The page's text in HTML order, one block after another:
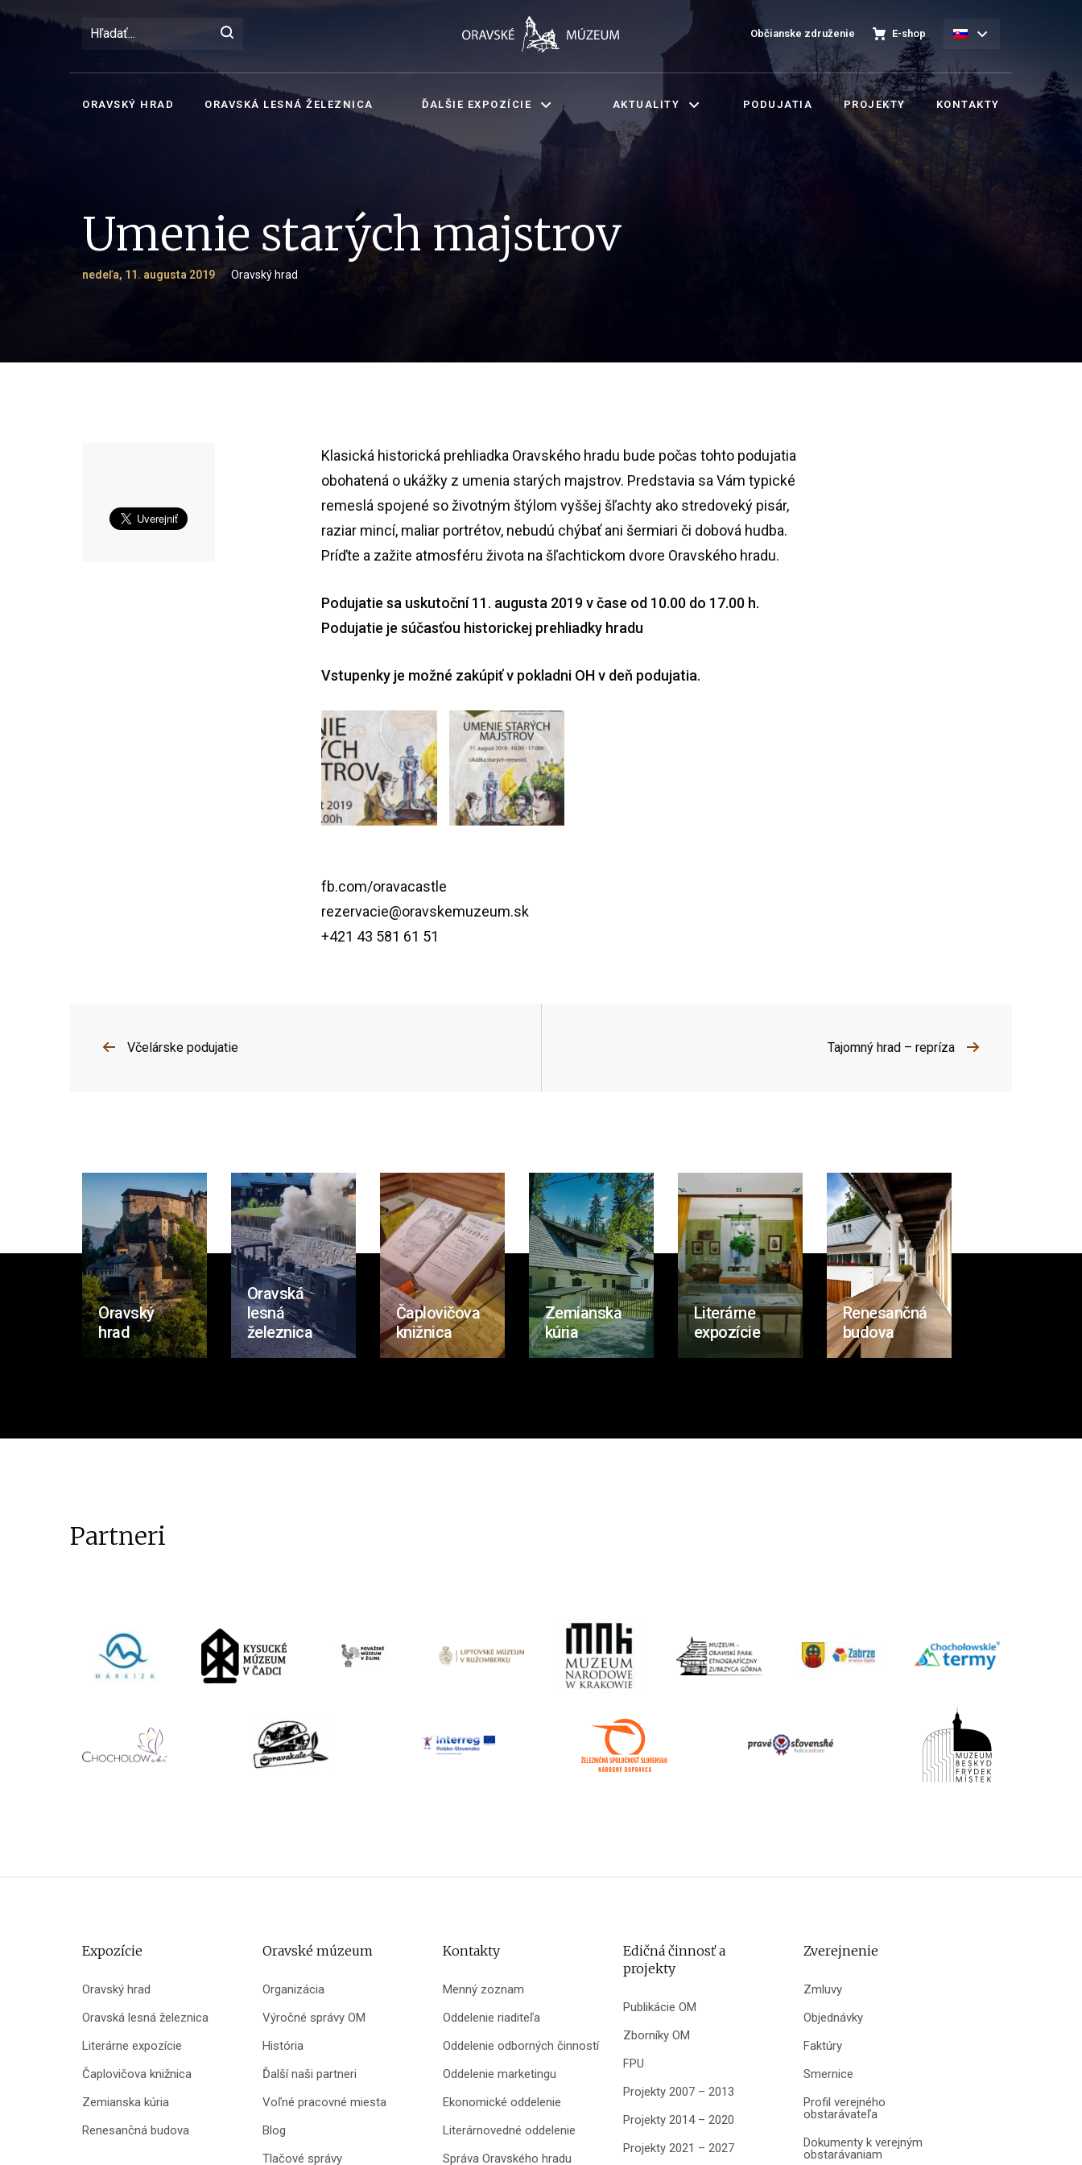
Občianske združenie E-shop
ORAVSKÝ HRAD ORAVSKÁ LESNÁ ŽELEZNICA ĎALŠIE EXPOZÍCIE AKTUALITY PODUJATIA PROJEKTY KONTAKTY
Umenie starých majstrov
nedeľa, 11. augusta 2019 Oravský hrad
Klasická historická prehliadka Oravského hradu bude počas tohto podujatia
obohatená o ukážky z umenia starých majstrov. Predstavia sa Vám typické
remeslá spojené so životným štýlom vyššej šľachty ako stredoveký pisár,
raziar mincí, maliar portrétov, nebudú chýbať ani šermiari či dobová hudba.
Príďte a zažite atmosféru života na šľachtickom dvore Oravského hradu.
Podujatie sa uskutoční 11. augusta 2019 v čase od 10.00 do 17.00 h.
Podujatie je súčasťou historickej prehliadky hradu
Vstupenky je možné zakúpiť v pokladni OH v deň podujatia.
fb.com/oravacastle
rezervacie@oravskemuzeum.sk
+421 43 581 61 51
Včelárske podujatie Tajomný hrad – repríza
Oravský
hrad
Oravská
lesná
železnica
Čaplovičova
knižnica
Zemianska
kúria
Literárne
expozície
Renesančná
budova
Partneri
Expozície
Oravský hrad
Oravská lesná železnica
Literárne expozície
Čaplovičova knižnica
Zemianska kúria
Renesančná budova
Oravské múzeum
Organizácia
Výročné správy OM
História
Ďalší naši partneri
Voľné pracovné miesta
Blog
Tlačové správy
Kontakty
Menný zoznam
Oddelenie riaditeľa
Oddelenie odborných činností
Oddelenie marketingu
Ekonomické oddelenie
Literárnovedné oddelenie
Správa Oravského hradu
Edičná činnosť a
projekty
Publikácie OM
Zborníky OM
FPU
Projekty 2007 – 2013
Projekty 2014 – 2020
Projekty 2021 – 2027
Zverejnenie
Zmluvy
Objednávky
Faktúry
Smernice
Profil verejného
obstarávateľa
Dokumenty k verejným
obstarávaniam